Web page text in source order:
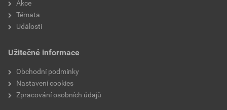
Akce
Témata
Události
Užitečné informace
Obchodní podmínky
Nastavení cookies
Zpracování osobních údajů